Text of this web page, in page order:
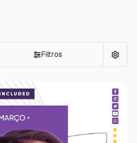
Filtros